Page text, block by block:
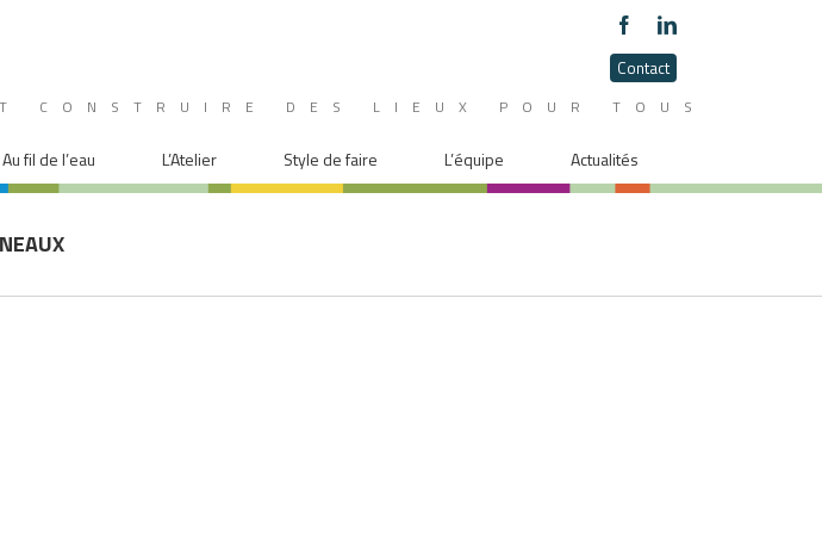
Contact
CONSTRUIRE DES LIEUX POUR TOUS
Au fil de l’eau L’Atelier Style de faire L’équipe Actualités